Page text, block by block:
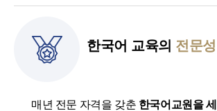
한국어 교육의 전문성
매년 전문 자격을 갖춘 한국어교원을